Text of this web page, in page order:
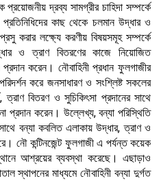
দ্রব্য সামগ্রীর চাহিদা সম্পর্কে
কাছ থেকে চলমান উদ্ধার ও
করার লক্ষ্যে করণীয় বিষয়সমূহ সম্পর্কে
ও ত্রাণ বিতরণের কাজে নিয়োজিত
প্রদান করেন। নৌবাহিনী প্রধান ফুলগাজীর
করে জনসাধারণ ও সংশ্লিষ্ট সকলের
,ত্রাণ বিতরণ ও সুচিকিৎসা প্রদানের সাথে
প্রদান করেন। উল্লেখ্য,বন্যা পরিস্থিতি
বন্যা কবলিত এলাকায় উদ্ধার,ত্রাণ ও
নৌ কন্টিনজেন্ট ফুলগাজী এ পর্যন্ত কয়েক
আশ্রয়ের ব্যবস্থা করেছে। এছাড়াও
স্থাপনের মাধ্যমে নৌবাহিনী বন্যা দুর্গত